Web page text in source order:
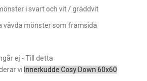
i svart och vit / gräddvit
vävda mönster som framsida
ej - Till detta
vi Innerkudde Cosy Down 60x60